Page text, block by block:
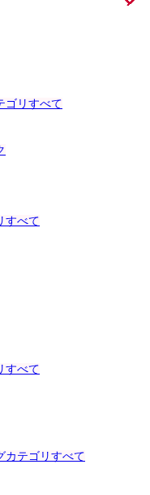
ゴリすべて
すべて
すべて
カテゴリすべて